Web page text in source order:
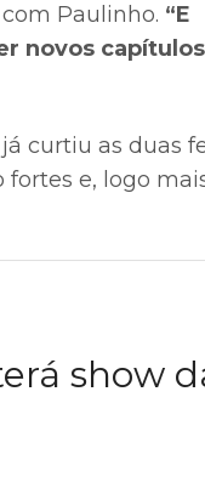
Paulinho. “E
novos
curtiu as duas
fortes e, logo
show